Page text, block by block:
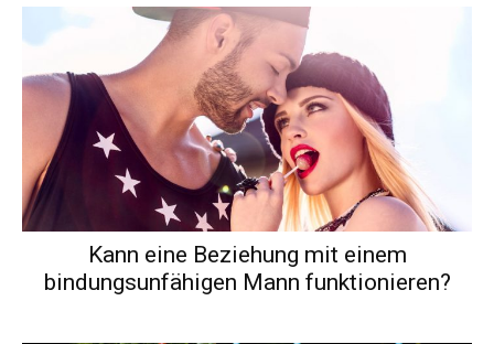
Kann eine Beziehung mit einem
bindungsunfähigen Mann funktionieren?